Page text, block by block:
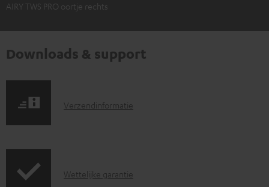
AIRY TWS PRO oortje rechts
Downloads & support
V
e
Verzendinformatie
G
Wettelijke garantie